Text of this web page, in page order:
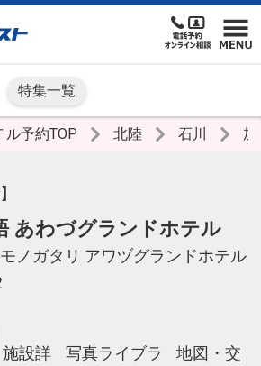
特集一覧
ル予約TOP 北陸 石川
あわづグランドホテル
ノガタリ アワヅグランドホテル
施設詳
写真ライブラ
地図・交